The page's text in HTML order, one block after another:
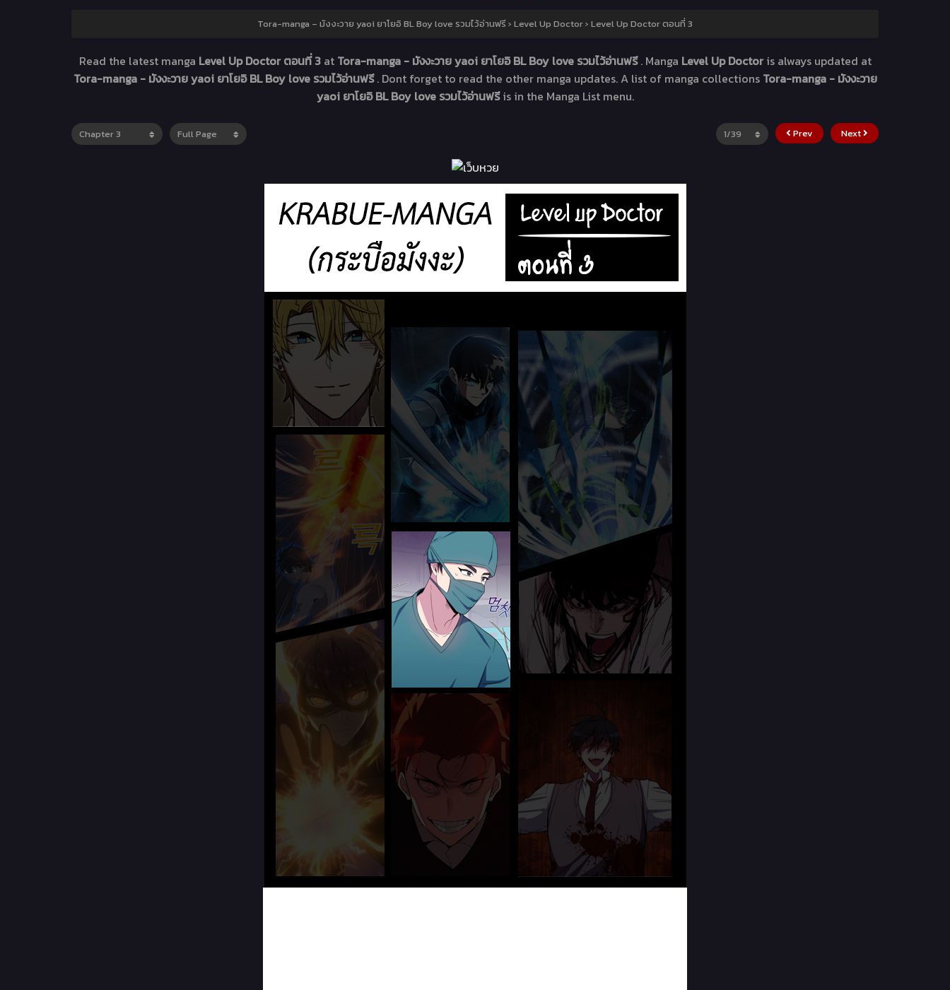
Tora-manga – มังงะวาย yaoi ยาโยอิ BL Boy love รวมไว้อ่านฟรี › Level Up Doctor› Level Up Doctor ตอนที่ 3
Read the latest manga Level Up Doctor ตอนที่ 3 at Tora-manga - มังงะวาย yaoi ยาโยอิ BL Boy love รวมไว้อ่านฟรี. Manga Level Up Doctor is always updated at
Tora-manga - มังงะวาย yaoi ยาโยอิ BL Boy love รวมไว้อ่านฟรี. Dont forget to read the other manga updates. A list of manga collections Tora-manga - มังงะวาย
yaoi ยาโยอิ BL Boy love รวมไว้อ่านฟรีis in the Manga List menu.
Prev Next